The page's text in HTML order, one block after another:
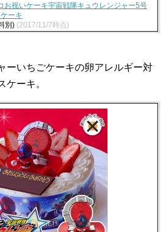
お祝いケーキ宇宙戦隊キュウレンジャー5号
ーキ
別) (2017/11/7時点)
ーいちごケーキの卵アレルギー対
ケーキ。